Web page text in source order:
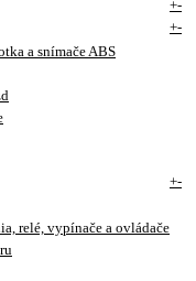
+-
+-
a snímače ABS
+-
relé, vypínače a ovládače